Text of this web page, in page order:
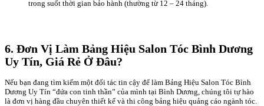
trong suốt thời gian bảo hành (thường từ 12 – 24 tháng).
6. Đơn Vị Làm Bảng Hiệu Salon Tóc Bình Dương
Uy Tín, Giá Rẻ Ở Đâu?
Nếu bạn đang tìm kiếm một đối tác tin cậy để làm Bảng Hiệu Salon Tóc Bình
Dương Uy Tín “đứa con tinh thần” của mình tại Bình Dương, chúng tôi tự hào
là đơn vị hàng đầu chuyên thiết kế và thi công bảng hiệu quảng cáo ngành tóc.